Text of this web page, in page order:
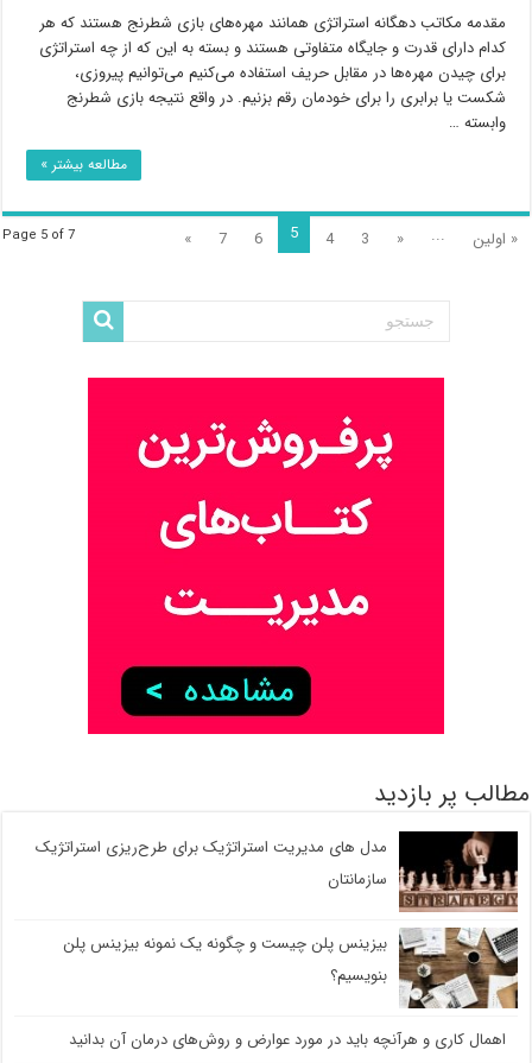
مقدمه مکاتب دهگانه استراتژی همانند مهره‌های بازی شطرنج هستند که هر
کدام دارای قدرت و جایگاه متفاوتی هستند و بسته به این که از چه استراتژی
برای چیدن مهره‌ها در مقابل حریف استفاده می‌کنیم می‌توانیم پیروزی،
شکست یا برابری را برای خودمان رقم بزنیم. در واقع نتیجه بازی شطرنج
وابسته …
مطالعه بیشتر »
Page 5 of 7 « اولین ...
«
3
4
5
6
7
»
مطالب پر بازدید
مدل های مدیریت استراتژیک برای طرح‌ریزی استراتژیک
سازمانتان
بیزینس پلن چیست و چگونه یک نمونه بیزینس پلن
بنویسیم؟
اهمال کاری و هرآنچه باید در مورد عوارض و روش‌های درمان آن بدانید